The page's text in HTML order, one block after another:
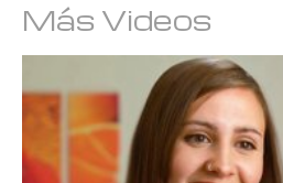
Más Videos